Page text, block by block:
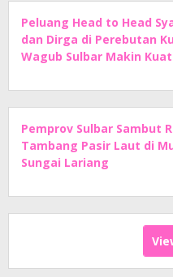
Peluang Head to Head
dan Dirga di Perebutan
Wagub Sulbar Makin Kuat
Pemprov Sulbar Sambut
Tambang Pasir Laut di
Sungai Lariang